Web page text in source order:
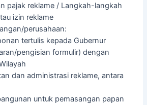
pajak reklame / Langkah-langkah
izin reklame
perusahaan:
tertulis kepada Gubernur
pengisian formulir) dengan
dan administrasi reklame, antara
untuk pemasangan papan